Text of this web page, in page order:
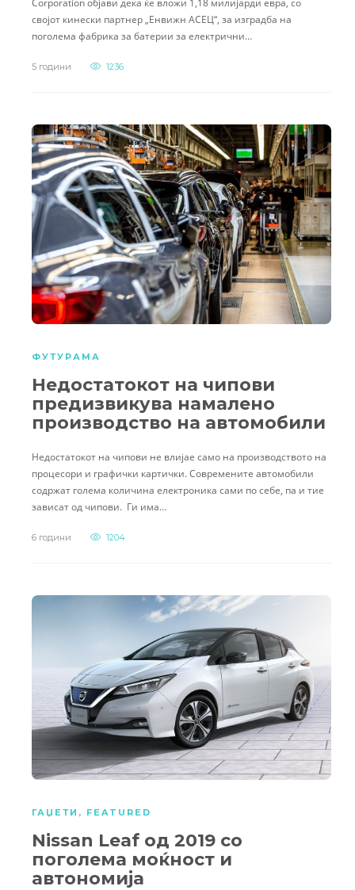
својот кинески партнер „Енвижн АСЕЦ“, за изградба на
поголема фабрика за батерии за електрични…
5 години 1236
ФУТУРАМА
Недостатокот на чипови
предизвикува намалено
производство на автомобили
Недостатокот на чипови не влијае само на производството на
процесори и графички картички. Современите автомобили
содржат голема количина електроника сами по себе, па и тие
зависат од чипови. Ги има…
6 години 1204
ГАЏЕТИ , FEATURED
Nissan Leaf од 2019 со
поголема моќност и
автономија